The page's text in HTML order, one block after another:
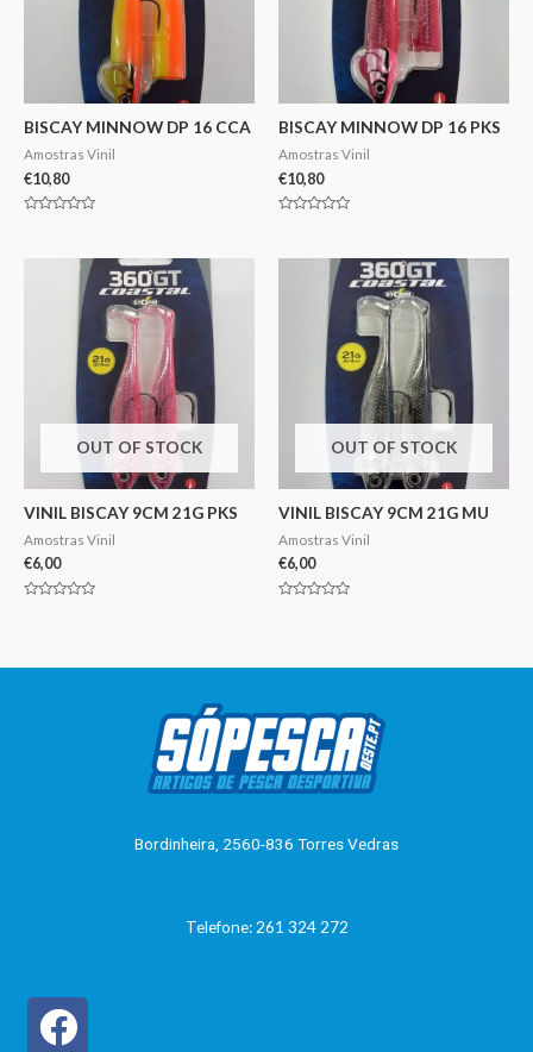
BISCAY MINNOW DP 16 CCA
Amostras Vinil
€10,80
BISCAY MINNOW DP 16 PKS
Amostras Vinil
€10,80
5
OUT OF STOCK
VINIL BISCAY 9CM 21G PKS
Amostras Vinil
€6,00
OUT OF STOCK
VINIL BISCAY 9CM 21G MU
Amostras Vinil
€6,00
Bordinheira, 2560-836 Torres Vedras
Telefone: 261 324 272